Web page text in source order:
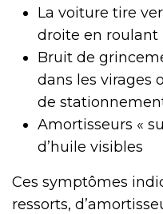
La voiture tire
droite en roulant
Bruit de
dans les virages
de
Amortisseurs «
d’huile visibles
Ces symptômes
ressorts,